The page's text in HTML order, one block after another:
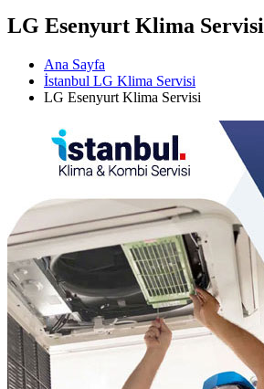
LG Esenyurt Klima Servisi
Ana Sayfa
İstanbul LG Klima Servisi
LG Esenyurt Klima Servisi